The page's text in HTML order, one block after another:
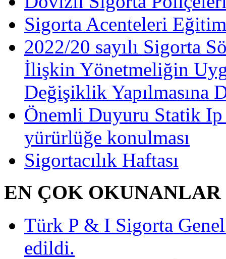
Sigorta Acenteleri
2022/20 sayılı Sigorta
İlişkin Yönetmeliğin
Değişiklik Yapılmasına
Önemli Duyuru Statik Ip
yürürlüğe konulması
Sigortacılık Haftası
EN ÇOK OKUNANLAR
Türk P & I Sigorta
edildi.